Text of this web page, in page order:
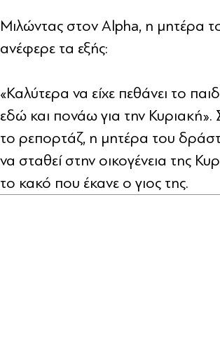
Μιλώντας στον Alpha, η μητέρα
ανέφερε τα εξής:
«Καλύτερα να είχε πεθάνει το
εδώ και πονάω για την
το ρεπορτάζ, η μητέρα του
να σταθεί στην οικογένεια της
το κακό που έκανε ο γιος της.